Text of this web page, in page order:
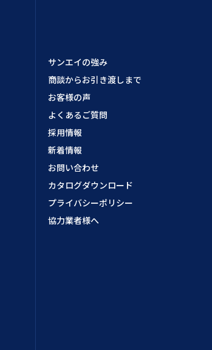
サンエイの強み
商談からお引き渡しまで
お客様の声
よくあるご質問
採用情報
新着情報
お問い合わせ
カタログダウンロード
プライバシーポリシー
協力業者様へ